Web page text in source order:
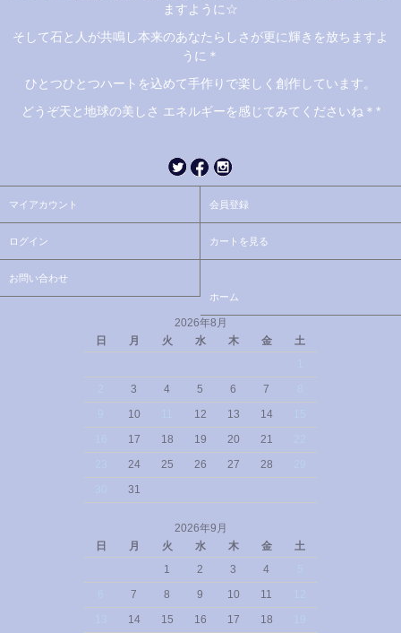
ますように☆
そして石と人が共鳴し本来のあなたらしさが更に輝きを放ちますよ
うに＊
ひとつひとつハートを込めて手作りで楽しく創作しています。
どうぞ天と地球の美しさ エネルギーを感じてみてくださいね＊*
マイアカウント 会員登録
ログイン カートを見る
お問い合わせ
ホーム
2026年8月
日
月 火 水 木 金
土
3 4 5 6 7
10 12 13 14
17 18 19 20 21
24 25 26 27 28
31
2026年9月
日
月 火 水 木 金
土
1
2 3 4
7 8 9 10 11
14 15 16 17 18